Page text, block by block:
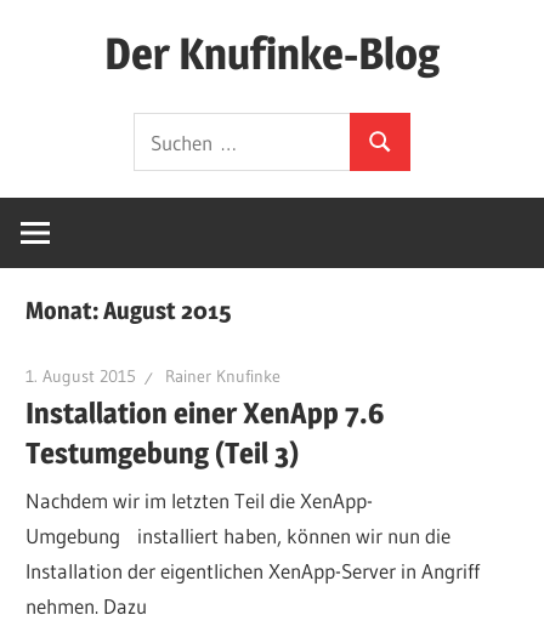
Der Knufinke-Blog
IT
nach:
Suchen
Monat:August 2015
1. August 2015 Rainer Knufinke
Installation einer XenApp 7.6
Testumgebung (Teil 3)
Nachdem wir im letzten Teil die XenApp-
Umgebung installiert haben, können wir nun die
Installation der eigentlichen XenApp-Server in Angriff
nehmen. Dazu